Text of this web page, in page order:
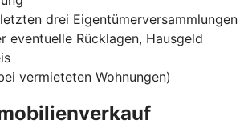
drei Eigentümerversammlungen
eventuelle Rücklagen, Hausgeld
vermieteten Wohnungen)